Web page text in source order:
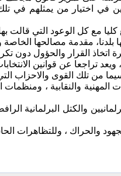
في اختيار من يمثلهم في
كليا مع كل الوعود التي
بها بلدنا، مقدمة مصالحها
تراجعا عن قوانين
المهنية والنقابية ،
والكتل البرلمانية